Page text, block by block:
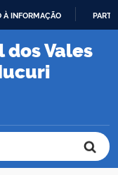
À INFORMAÇÃO
dos Vales